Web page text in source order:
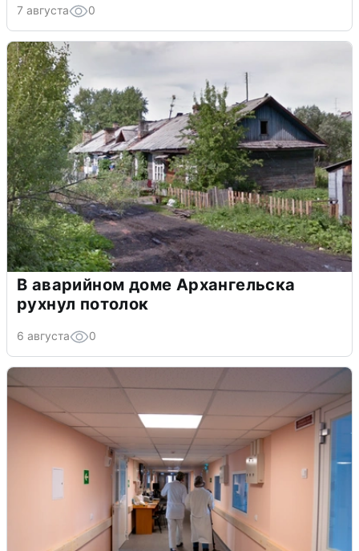
7 августа 0
В аварийном доме Архангельска
рухнул потолок
6 августа 0